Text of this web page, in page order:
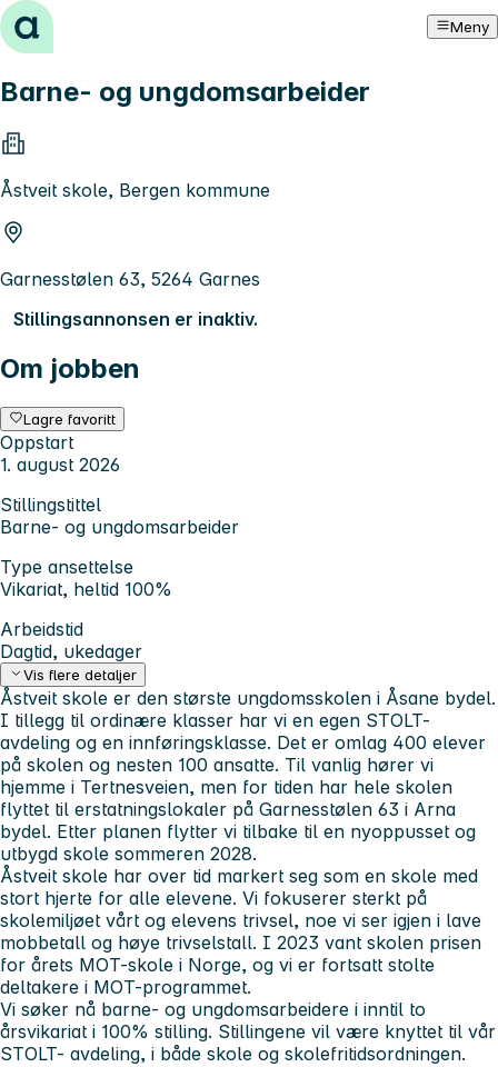
Hopp til innhold Meny
Barne- og ungdomsarbeider
Åstveit skole, Bergen kommune
Garnesstølen 63, 5264 Garnes
Stillingsannonsen er inaktiv.
Om jobben
Lagre favoritt
Oppstart
1. august 2026
Stillingstittel
Barne- og ungdomsarbeider
Type ansettelse
Vikariat, heltid 100%
Arbeidstid
Dagtid, ukedager
Vis flere detaljer
Åstveit skole er den største ungdomsskolen i Åsane bydel.
I tillegg til ordinære klasser har vi en egen STOLT-
avdeling og en innføringsklasse. Det er omlag 400 elever
på skolen og nesten 100 ansatte. Til vanlig hører vi
hjemme i Tertnesveien, men for tiden har hele skolen
flyttet til erstatningslokaler på Garnesstølen 63 i Arna
bydel. Etter planen flytter vi tilbake til en nyoppusset og
utbygd skole sommeren 2028.
Åstveit skole har over tid markert seg som en skole med
stort hjerte for alle elevene. Vi fokuserer sterkt på
skolemiljøet vårt og elevens trivsel, noe vi ser igjen i lave
mobbetall og høye trivselstall. I 2023 vant skolen prisen
for årets MOT-skole i Norge, og vi er fortsatt stolte
deltakere i MOT-programmet.
Vi søker nå barne- og ungdomsarbeidere i inntil to
årsvikariat i 100% stilling. Stillingene vil være knyttet til vår
STOLT- avdeling, i både skole og skolefritidsordningen.